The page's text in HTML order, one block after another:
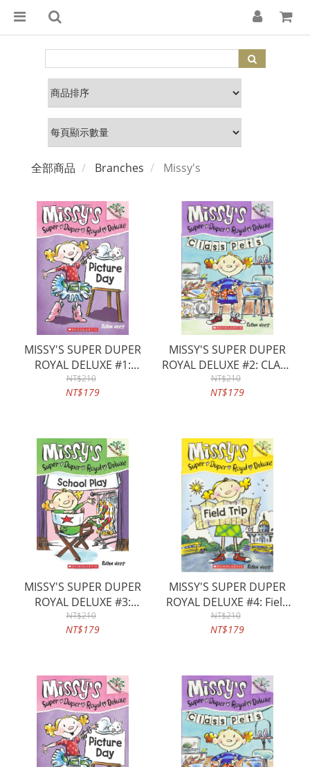
全部商品 Branches Missy's
MISSY'S SUPER DUPER
ROYAL DELUXE #1:
PICTURE DAY
NT$210
NT$179
MISSY'S SUPER DUPER
ROYAL DELUXE #2: CLASS
PETS
NT$210
NT$179
MISSY'S SUPER DUPER
ROYAL DELUXE #3:
SCHOOL PLAY
NT$210
NT$179
MISSY'S SUPER DUPER
ROYAL DELUXE #4: Field
Trip
NT$210
NT$179